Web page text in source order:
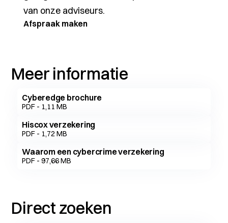
van onze adviseurs.
Afspraak maken
Meer informatie
Cyberedge brochure
PDF - 1,11 MB
Hiscox verzekering
PDF - 1,72 MB
Waarom een cybercrime verzekering
PDF - 97,66 MB
Direct zoeken